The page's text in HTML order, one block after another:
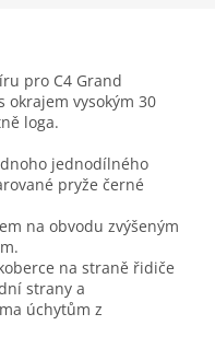
pro C4 Grand
okrajem vysokým 30
loga.
jednodílného
pryže černé
na obvodu zvýšeným
na straně řidiče
strany a
úchytům z